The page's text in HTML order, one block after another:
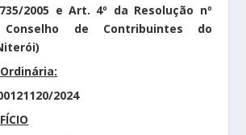
2005 e Art. 4º da Resolução nº
de Contribuintes do
2024